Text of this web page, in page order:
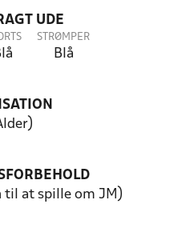
UDE
STRØMPER
Blå
til at spille om JM)